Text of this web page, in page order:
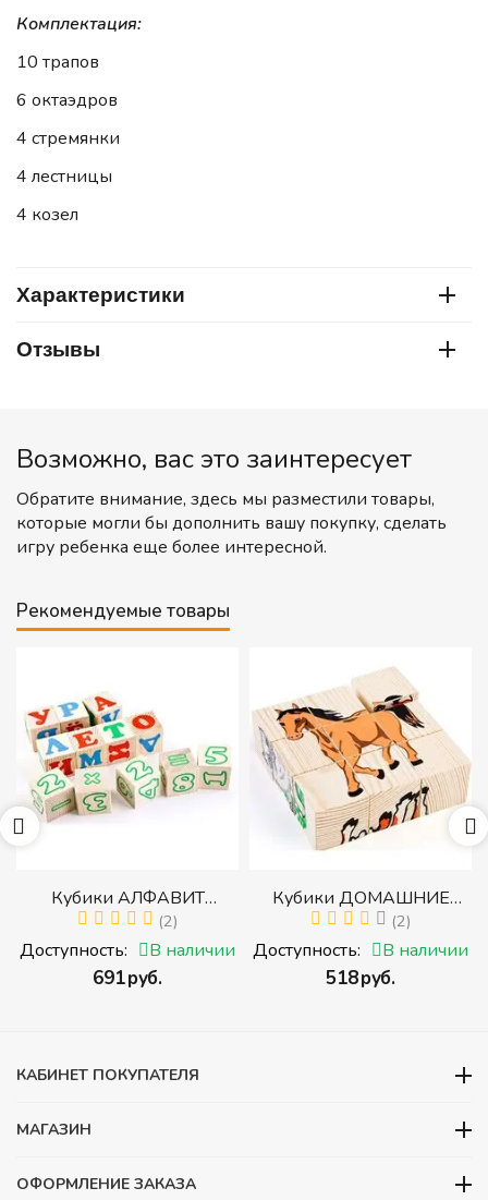
Комплектация:
10 трапов
6 октаэдров
4 стремянки
4 лестницы
4 козел
Характеристики
Отзывы
Возможно, вас это заинтересует
Обратите внимание, здесь мы разместили товары,
которые могли бы дополнить вашу покупку, сделать
игру ребенка еще более интересной.
Рекомендуемые товары
Кубики АЛФАВИТ
РУССКИЙ С ЦИФРАМИ
(Томик) (Набор кубиков с
буквами, цифрами,
математическими знаками
(2)
Доступность: В наличии
‍691‍руб.
Кубики ДОМАШНИЕ
ЖИВОТНЫЕ (Томик)
(Набор кубиков
разрезных (складных))
(2)
Доступность: В наличии
‍518‍руб.
КАБИНЕТ ПОКУПАТЕЛЯ
МАГАЗИН
ОФОРМЛЕНИЕ ЗАКАЗА